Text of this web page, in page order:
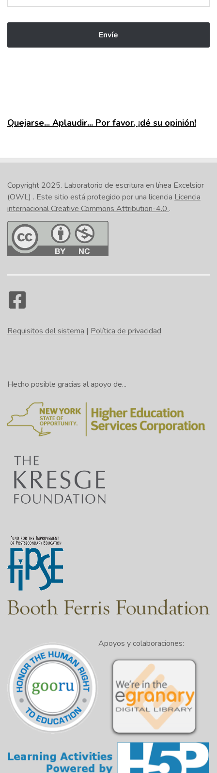
Quejarse... Aplaudir... Por favor, ¡dé su opinión!
Copyright 2025. Laboratorio de escritura en línea Excelsior
(OWL) . Este sitio está protegido por una licencia Licencia
internacional Creative Commons Attribution-4.0 .
Requisitos del sistema | Política de privacidad
Hecho posible gracias al apoyo de...
Apoyos y colaboraciones: